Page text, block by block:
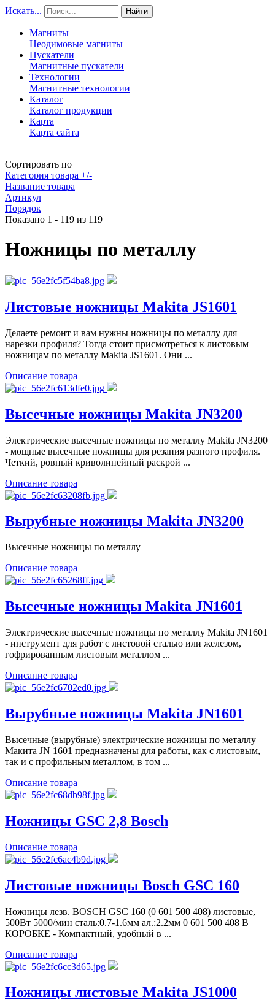
Искать... Найти
Магниты
Неодимовые магниты
Пускатели
Магнитные пускатели
Технологии
Магнитные технологии
Каталог
Каталог продукции
Карта
Карта сайта
Сортировать по
Категория товара +/-
Название товара
Артикул
Порядок
Показано 1 - 119 из 119
Ножницы по металлу
Листовые ножницы Makita JS1601
Делаете ремонт и вам нужны ножницы по металлу для
нарезки профиля? Тогда стоит присмотреться к листовым
ножницам по металлу Makita JS1601. Они ...
Описание товара
Высечные ножницы Makita JN3200
Электрические высечные ножницы по металлу Makita JN3200
- мощные высечные ножницы для резания разного профиля.
Четкий, ровный криволинейный раскрой ...
Описание товара
Вырубные ножницы Makita JN3200
Высечные ножницы по металлу
Описание товара
Высечные ножницы Makita JN1601
Электрические высечные ножницы по металлу Makita JN1601
- инструмент для работ с листовой сталью или железом,
гофрированным листовым металлом ...
Описание товара
Вырубные ножницы Makita JN1601
Высечные (вырубные) электрические ножницы по металлу
Макита JN 1601 предназначены для работы, как с листовым,
так и с профильным металлом, в том ...
Описание товара
Ножницы GSC 2,8 Bosch
Описание товара
Листовые ножницы Bosch GSC 160
Ножницы лезв. BOSCH GSC 160 (0 601 500 408) листовые,
500Вт 5000/мин сталь:0.7-1.6мм ал.:2.2мм 0 601 500 408 В
КОРОБКЕ - Компактный, удобный в ...
Описание товара
Ножницы листовые Makita JS1000